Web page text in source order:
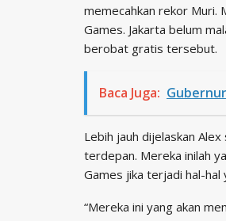
memecahkan rekor Muri.
Games. Jakarta belum
berobat gratis tersebut.
Baca Juga:
Lebih jauh dijelaskan
terdepan. Mereka inilah
Games jika terjadi hal-hal
“Mereka ini yang akan